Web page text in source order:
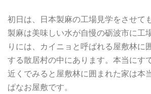
初日は、日本製麻の工場見学をさせて
製麻は美味しい水が自慢の砺波市に工
りには、カイニョと呼ばれる屋敷林に
する散居村の中にあります。本当にす
近くでみると屋敷林に囲まれた家は本
ぱなお屋敷です。